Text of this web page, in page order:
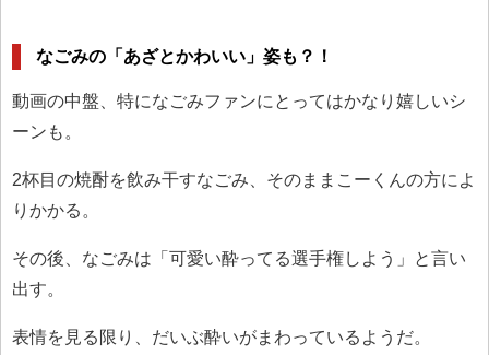
なごみの「あざとかわいい」姿も？！
動画の中盤、特になごみファンにとってはかなり嬉しいシ
ーンも。
2杯目の焼酎を飲み干すなごみ、そのままこーくんの方によ
りかかる。
その後、なごみは「可愛い酔ってる選手権しよう」と言い
出す。
表情を見る限り、だいぶ酔いがまわっているようだ。